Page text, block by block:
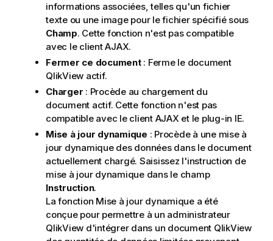
informations associées, telles qu'un fichier
texte ou une image pour le fichier spécifié sous
Champ. Cette fonction n'est pas compatible
avec le client AJAX.
Fermer ce document: Ferme le document
QlikView actif.
Charger : Procède au chargement du
document actif. Cette fonction n'est pas
compatible avec le client AJAX et le plug-in IE.
Mise à jour dynamique : Procède à une mise à
jour dynamique des données dans le document
actuellement chargé. Saisissez l'instruction de
mise à jour dynamique dans le champ
Instruction.
La fonction Mise à jour dynamique a été
conçue pour permettre à un administrateur
QlikView d'intégrer dans un document QlikView